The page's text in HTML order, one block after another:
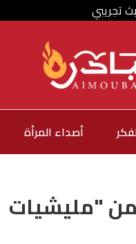
بث تجريبي
أصداء المرأة
من "مليشيات